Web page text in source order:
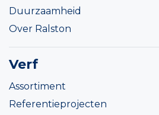
Duurzaamheid
Over Ralston
Verf
Assortiment
Referentieprojecten